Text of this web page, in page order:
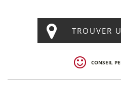
TROUVER
CONSEIL